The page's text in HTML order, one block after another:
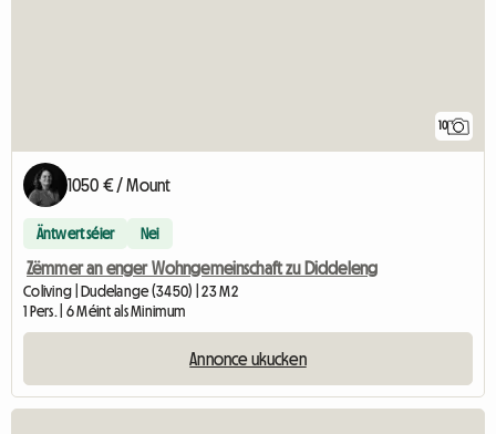
10
1050 € / Mount
Äntwert séier Nei
Zëmmer an enger Wohngemeinschaft zu Diddeleng
Coliving | Dudelange (3450) | 23 M2
1 Pers. | 6 Méint als Minimum
Annonce ukucken